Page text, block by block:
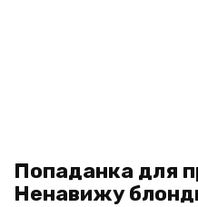
Попаданка для
Ненавижу